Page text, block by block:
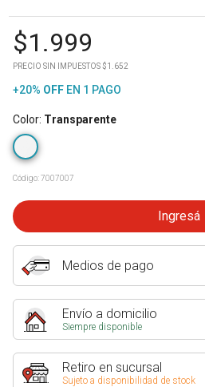
$1.999
PRECIO SIN IMPUESTOS $1.652
+20% OFF EN 1 PAGO
Color: Transparente
Código:7007007
Ingresá
Medios de pago
Envío a domicilio
Siempre disponible
Retiro en sucursal
Sujeto a disponibilidad de stock